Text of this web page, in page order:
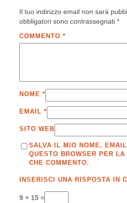
Il tuo indirizzo email non sarà
obbligatori sono contrassegnati *
COMMENTO *
NOME *
EMAIL *
SITO WEB
SALVA IL MIO NOME,
QUESTO BROWSER PER
CHE COMMENTO.
INSERISCI UNA RISPOSTA IN
9 + 15 =